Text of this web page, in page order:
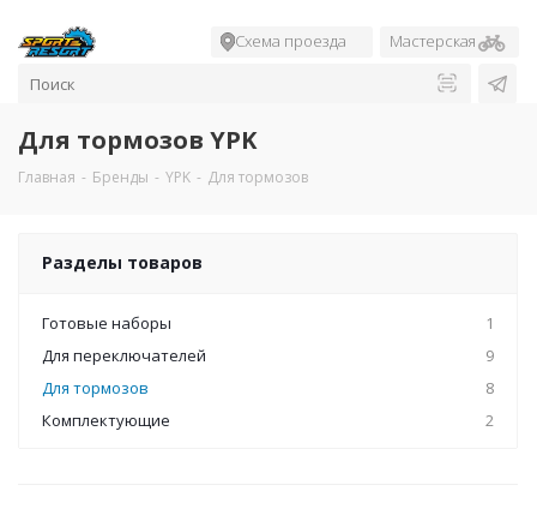
Схема проезда Мастерская
Для тормозов YPK
Главная - Бренды - YPK - Для тормозов
Разделы товаров
Готовые наборы
1
Для переключателей
9
Для тормозов
8
Комплектующие
2